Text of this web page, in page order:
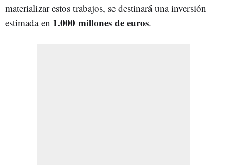
materializar estos trabajos, se destinará una inversión
estimada en 1.000 millones de euros.